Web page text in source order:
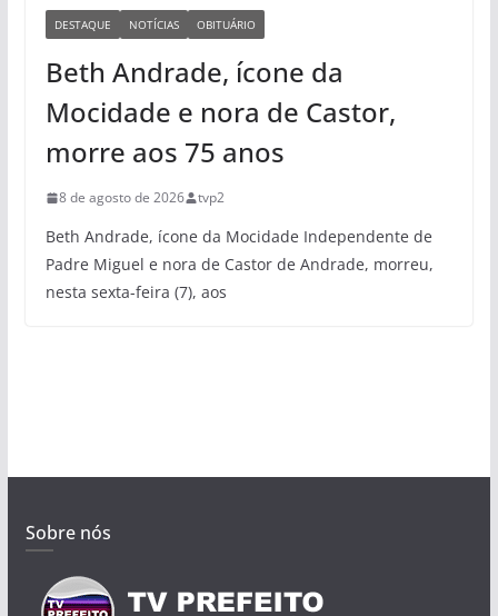
DESTAQUE NOTÍCIAS OBITUÁRIO
Beth Andrade, ícone da
Mocidade e nora de Castor,
morre aos 75 anos
8 de agosto de 2026 tvp2
Beth Andrade, ícone da Mocidade Independente de
Padre Miguel e nora de Castor de Andrade, morreu,
nesta sexta-feira (7), aos
Sobre nós